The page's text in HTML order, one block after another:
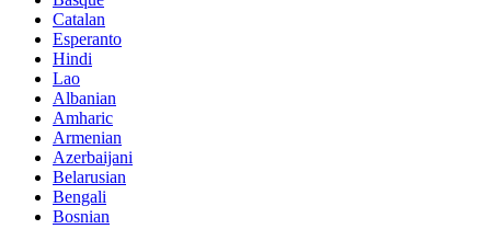
Catalan
Esperanto
Hindi
Lao
Albanian
Amharic
Armenian
Azerbaijani
Belarusian
Bengali
Bosnian